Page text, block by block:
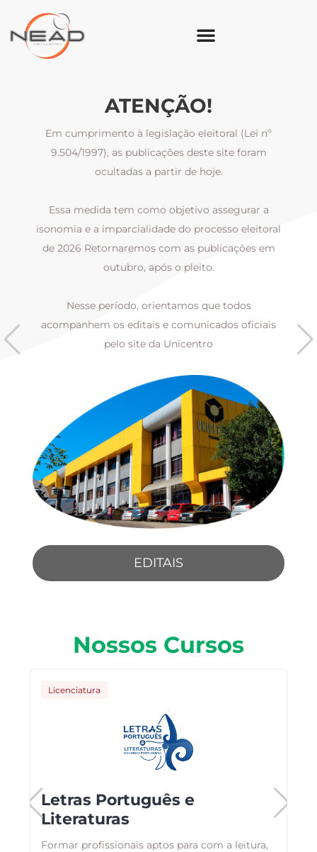
ATENÇÃO!
Em cumprimento à legislação eleitoral (Lei nº
9.504/1997), as publicações deste site foram
ocultadas a partir de hoje.
Essa medida tem como objetivo assegurar a
isonomia e a imparcialidade do processo eleitoral
de 2026 Retornaremos com as publicações em
outubro, após o pleito.
Nesse período, orientamos que todos
acompanhem os editais e comunicados oficiais
pelo site da Unicentro
EDITAIS
Nossos Cursos
Licenciatura
Letras Português e
Literaturas
Formar profissionais aptos para com a leitura,